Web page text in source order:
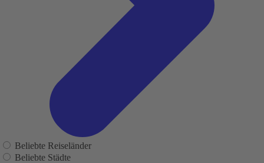
Beliebte Reiseländer
Beliebte Städte